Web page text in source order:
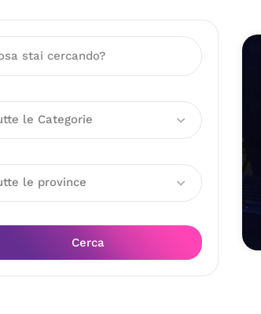
le Categorie
le province
Cerca